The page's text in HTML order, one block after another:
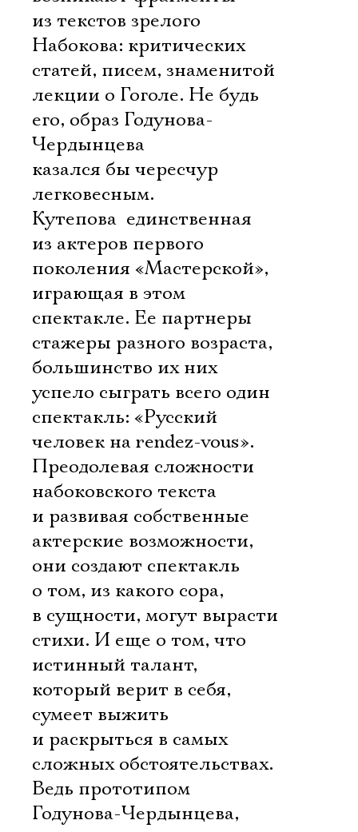
из текстов зрелого
Набокова: критических
статей, писем, знаменитой
лекции о Гоголе. Не будь
его, образ Годунова-
Чердынцева
казался бы чересчур
легковесным.
Кутепова  единственная
из актеров первого
поколения «Мастерской»,
играющая в этом
спектакле. Ее партнеры 
стажеры разного возраста,
большинство их них
успело сыграть всего один
спектакль: «Русский
человек на rendez-vous».
Преодолевая сложности
набоковского текста
и развивая собственные
актерские возможности,
они создают спектакль
о том, из какого сора,
в сущности, могут вырасти
стихи. И еще о том, что
истинный талант,
который верит в себя,
сумеет выжить
и раскрыться в самых
сложных обстоятельствах.
Ведь прототипом
Годунова-Чердынцева,